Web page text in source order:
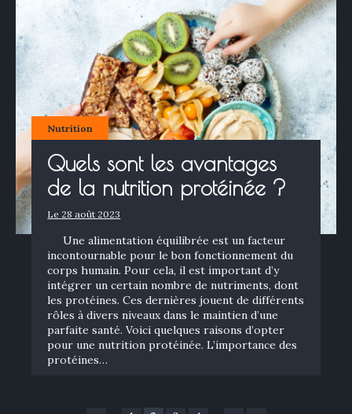
Nutrition
Quels sont les avantages
de la nutrition protéinée ?
Le 28 août 2023
Une alimentation équilibrée est un facteur
incontournable pour le bon fonctionnement du
corps humain. Pour cela, il est important d’y
intégrer un certain nombre de nutriments, dont
les protéines. Ces dernières jouent de différents
rôles à divers niveaux dans le maintien d’une
parfaite santé. Voici quelques raisons d’opter
pour une nutrition protéinée. L’importance des
protéines…